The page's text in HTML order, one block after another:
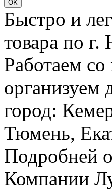
Быстро и
товара по
Работаем
организуем
город:
Тюмень,
Подробней
Компании